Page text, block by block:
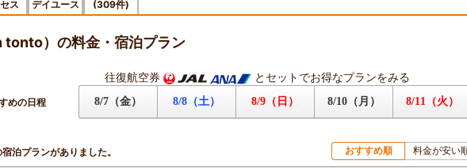
ス
デイユース
(309件)
）の料金・宿泊プラン
往復航空券 とセットでお得なプランをみる
めの日程 8/7（金） 8/8（土） 8/9（日） 8/10（月） 8/11（火）
泊プランがありました。 おすすめ順 料金が安い